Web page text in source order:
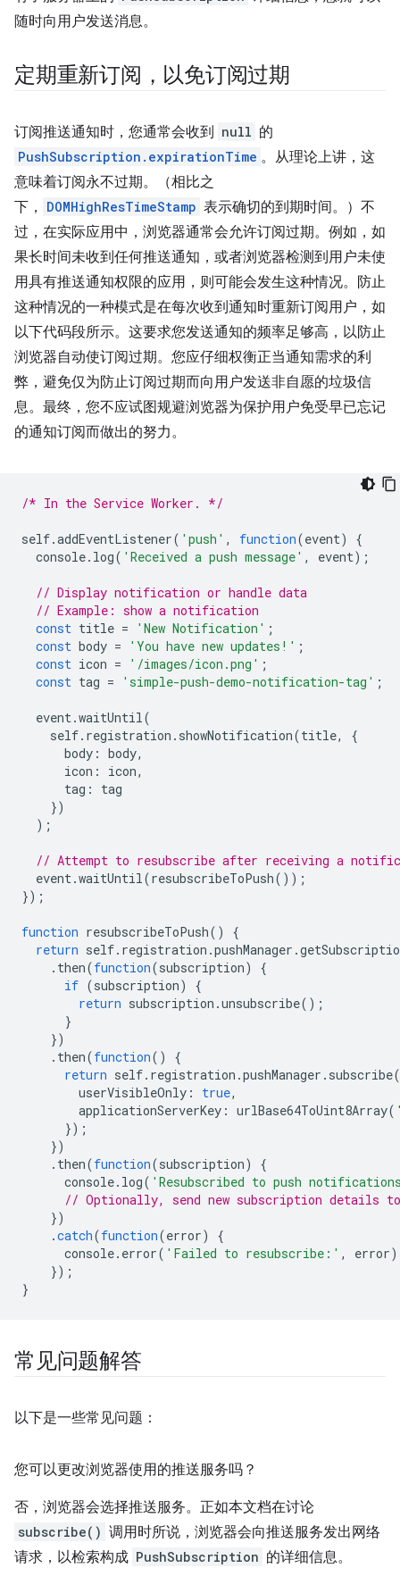
随时向用户发送消息。
定期重新订阅，以免订阅过期
订阅推送通知时，您通常会收到 null 的
PushSubscription.expirationTime 。从理论上讲，这
意味着订阅永不过期。（相比之
下，
DOMHighResTimeStamp 表示确切的到期时间。）不
过，在实际应用中，浏览器通常会允许订阅过期。例如，如
果长时间未收到任何推送通知，或者浏览器检测到用户未使
用具有推送通知权限的应用，则可能会发生这种情况。防止
这种情况的一种模式是在每次收到通知时重新订阅用户，如
以下代码段所示。这要求您发送通知的频率足够高，以防止
浏览器自动使订阅过期。您应仔细权衡正当通知需求的利
弊，避免仅为防止订阅过期而向用户发送非自愿的垃圾信
息。最终，您不应试图规避浏览器为保护用户免受早已忘记
的通知订阅而做出的努力。
/* In the Service Worker. */
self.addEventListener( 'push' , function(event)
{
console. log( 'Received a push message' , event);
// Display notification or handle data
// Example: show a notification
const title = 'New Notification' ;
const body = 'You have new updates!' ;
const icon = '/images/icon.png' ;
const tag = 'simple-push-demo-notification-tag' ;
event.waitUntil(
self. registration . showNotification(title,
{
body : body,
icon : icon,
tag :
tag
})
);
// Attempt to resubscribe after receiving a
event.waitUntil(resubscribeToPush());
});
function resubscribeToPush()
{
return self. registration .pushManager .
. then(function(subscription)
{
if (subscription)
{
return subscription .unsubscribe();
}
})
. then(function()
{
return self. registration .pushManager . subscribe
userVisibleOnly : true,
applicationServerKey : urlBase64ToUint8Array(
});
})
. then(function(subscription)
{
console. log( 'Resubscribed to push
// Optionally, send new subscription details
})
.catch(function(error)
{
console. error( 'Failed to resubscribe:' , error
});
}
常见问题解答
以下是一些常见问题：
您可以更改浏览器使用的推送服务吗？
否，浏览器会选择推送服务。正如本文档在讨论
subscribe() 调用时所说，浏览器会向推送服务发出网络
请求，以检索构成 PushSubscription 的详细信息。